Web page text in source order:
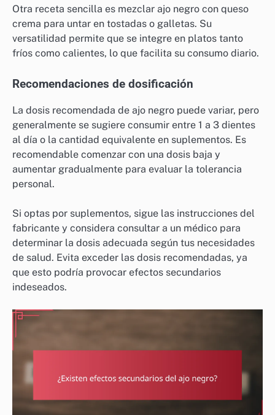
Otra receta sencilla es mezclar ajo negro con queso
crema para untar en tostadas o galletas. Su
versatilidad permite que se integre en platos tanto
fríos como calientes, lo que facilita su consumo diario.
Recomendaciones de dosificación
La dosis recomendada de ajo negro puede variar, pero
generalmente se sugiere consumir entre 1 a 3 dientes
al día o la cantidad equivalente en suplementos. Es
recomendable comenzar con una dosis baja y
aumentar gradualmente para evaluar la tolerancia
personal.
Si optas por suplementos, sigue las instrucciones del
fabricante y considera consultar a un médico para
determinar la dosis adecuada según tus necesidades
de salud. Evita exceder las dosis recomendadas, ya
que esto podría provocar efectos secundarios
indeseados.